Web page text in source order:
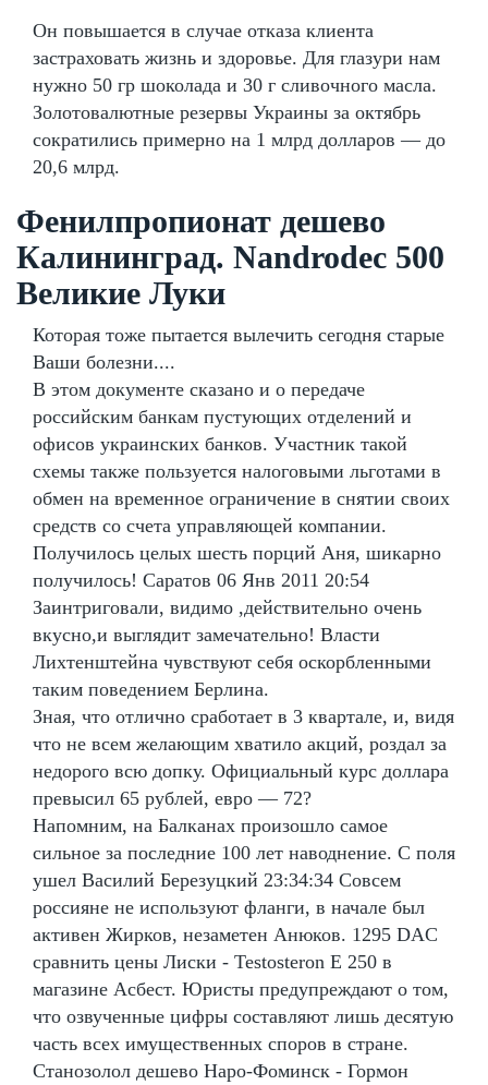
Он повышается в случае отказа клиента
застраховать жизнь и здоровье. Для глазури нам
нужно 50 гр шоколада и 30 г сливочного масла.
Золотовалютные резервы Украины за октябрь
сократились примерно на 1 млрд долларов — до
20,6 млрд.
Фенилпропионат дешево
Калининград. Nandrodec 500
Великие Луки
Которая тоже пытается вылечить сегодня старые
Ваши болезни....
В этом документе сказано и о передаче
российским банкам пустующих отделений и
офисов украинских банков. Участник такой
схемы также пользуется налоговыми льготами в
обмен на временное ограничение в снятии своих
средств со счета управляющей компании.
Получилось целых шесть порций Аня, шикарно
получилось! Саратов 06 Янв 2011 20:54
Заинтриговали, видимо ,действительно очень
вкусно,и выглядит замечательно! Власти
Лихтенштейна чувствуют себя оскорбленными
таким поведением Берлина.
Зная, что отлично сработает в 3 квартале, и, видя
что не всем желающим хватило акций, роздал за
недорого всю допку. Официальный курс доллара
превысил 65 рублей, евро — 72?
Напомним, на Балканах произошло самое
сильное за последние 100 лет наводнение. С поля
ушел Василий Березуцкий 23:34:34 Совсем
россияне не используют фланги, в начале был
активен Жирков, незаметен Анюков. 1295 DAC
сравнить цены Лиски - Testosteron E 250 в
магазине Асбест. Юристы предупреждают о том,
что озвученные цифры составляют лишь десятую
часть всех имущественных споров в стране.
Станозолол дешево Наро-Фоминск - Гормон